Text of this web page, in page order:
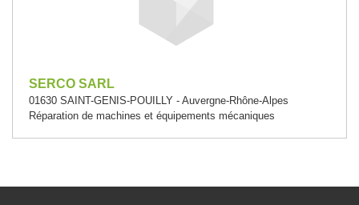
SERCO SARL
01630 SAINT-GENIS-POUILLY - Auvergne-Rhône-Alpes
Réparation de machines et équipements mécaniques